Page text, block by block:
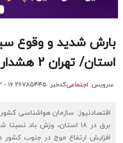
استان/ تهران 2 هشدار گرفت
سرویس: اجتماعیکدخبر: ۷۸۵۴۴۵ ۱۴۰۵/
اقتصادنیوز: سازمان هواشناسی
افزایش ارتفاع موج در جنوب